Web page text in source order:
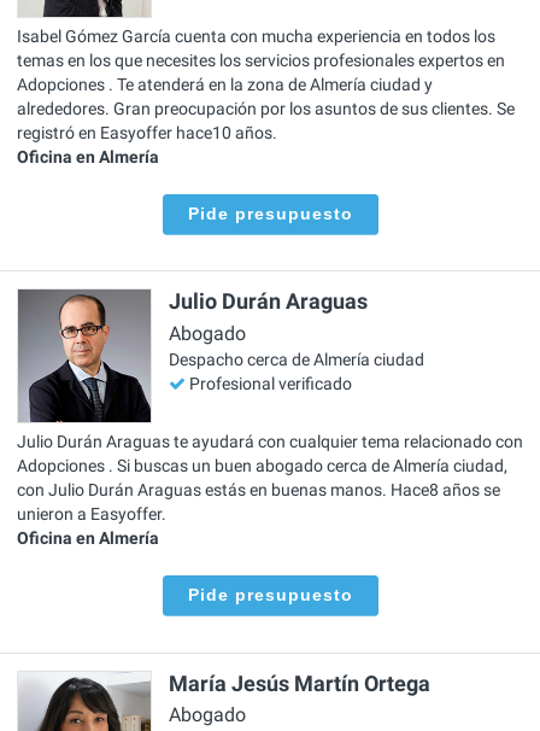
Isabel Gómez García cuenta con mucha experiencia en todos los
temas en los que necesites los servicios profesionales expertos en
Adopciones . Te atenderá en la zona de Almería ciudad y
alrededores. Gran preocupación por los asuntos de sus clientes. Se
registró en Easyoffer hace10 años.
Oficina en Almería
Pide presupuesto
Julio Durán Araguas
Abogado
Despacho cerca de Almería ciudad
Profesional verificado
Julio Durán Araguas te ayudará con cualquier tema relacionado con
Adopciones . Si buscas un buen abogado cerca de Almería ciudad,
con Julio Durán Araguas estás en buenas manos. Hace8 años se
unieron a Easyoffer.
Oficina en Almería
Pide presupuesto
María Jesús Martín Ortega
Abogado